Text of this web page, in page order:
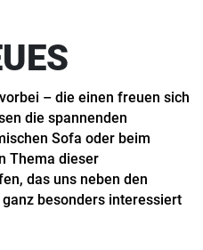
– die einen freuen sich
die spannenden
Sofa oder beim
Thema dieser
das uns neben den
besonders interessiert